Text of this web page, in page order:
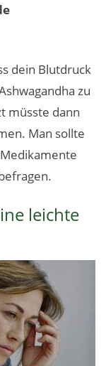
dein Blutdruck
zu
müsste dann
Man sollte
leichte